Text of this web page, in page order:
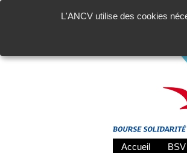
L'ANCV utilise des cookies
Accueil